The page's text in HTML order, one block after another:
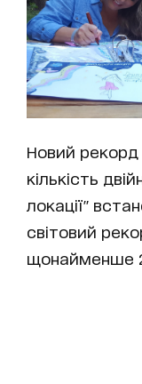
Новий рекорд
кількість
локації"
світовий
щонайменше